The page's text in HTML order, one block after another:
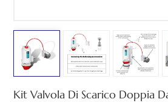
Kit Valvola Di Scarico Doppia